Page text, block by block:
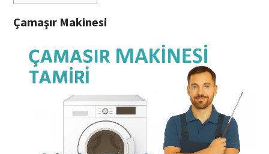
Çamaşır Makinesi